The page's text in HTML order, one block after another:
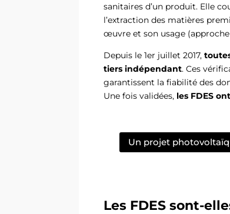
sanitaires d’un produit. Elle
l’extraction des matières
œuvre et son usage
Depuis le 1er juillet 2017,
tiers indépendant. Ces
garantissent la fiabilité des
Une fois validées, les FDES
Un projet
Les FDES sont-